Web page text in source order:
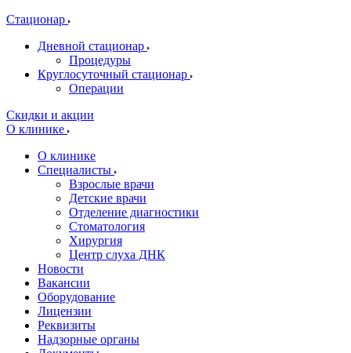
Стационар
Дневной стационар
Процедуры
Круглосуточный стационар
Операции
Скидки и акции
О клинике
О клинике
Специалисты
Взрослые врачи
Детские врачи
Отделение диагностики
Стоматология
Хирургия
Центр слуха ДНК
Новости
Вакансии
Оборудование
Лицензии
Реквизиты
Надзорные органы